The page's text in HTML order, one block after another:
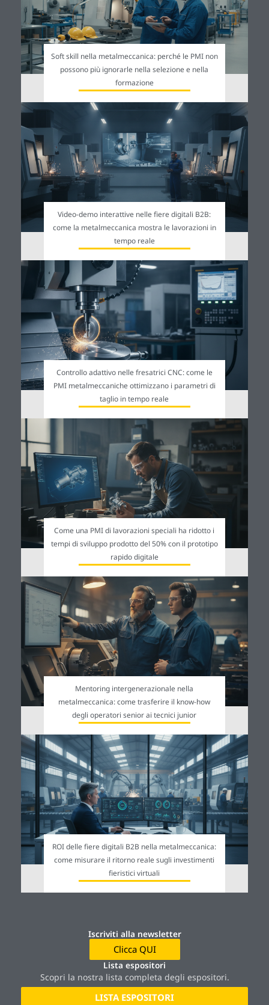
Soft skill nella metalmeccanica: perché le PMI non
possono più ignorarle nella selezione e nella
formazione
Video-demo interattive nelle fiere digitali B2B:
come la metalmeccanica mostra le lavorazioni in
tempo reale
Controllo adattivo nelle fresatrici CNC: come le
PMI metalmeccaniche ottimizzano i parametri di
taglio in tempo reale
Come una PMI di lavorazioni speciali ha ridotto i
tempi di sviluppo prodotto del 50% con il prototipo
rapido digitale
Mentoring intergenerazionale nella
metalmeccanica: come trasferire il know-how
degli operatori senior ai tecnici junior
ROI delle fiere digitali B2B nella metalmeccanica:
come misurare il ritorno reale sugli investimenti
fieristici virtuali
Iscriviti alla newsletter
Clicca QUI
Lista espositori
Scopri la nostra lista completa degli espositori.
LISTA ESPOSITORI